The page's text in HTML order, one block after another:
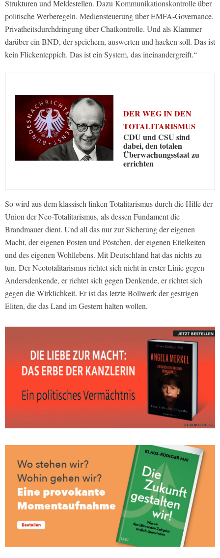
Strukturen und Meldestellen. Dazu Kommunikationskontrolle über
politische Werberegeln. Mediensteuerung über EMFA-Governance.
Privatheitsdurchdringung über Chatkontrolle. Und als Klammer
darüber ein BND, der speichern, auswerten und hacken soll. Das ist
kein Flickenteppich. Das ist ein System, das ineinandergreift.“
DER WEG IN DEN
TOTALITARISMUS
CDU und CSU sind
dabei, den totalen
Überwachungsstaat zu
errichten
So wird aus dem klassisch linken Totalitarismus durch die Hilfe der
Union der Neo-Totalitarismus, als dessen Fundament die
Brandmauer dient. Und all das nur zur Sicherung der eigenen
Macht, der eigenen Posten und Pöstchen, der eigenen Eitelkeiten
und des eigenen Wohllebens. Mit Deutschland hat das nichts zu
tun. Der Neototalitarismus richtet sich nicht in erster Linie gegen
Andersdenkende, er richtet sich gegen Denkende, er richtet sich
gegen die Wirklichkeit. Er ist das letzte Bollwerk der gestrigen
Eliten, die das Land im Gestern halten wollen.